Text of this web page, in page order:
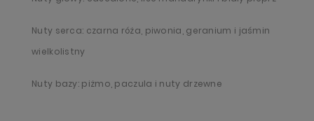
Nuty serca: czarna róża, piwonia, geranium i jaśmin
wielkolistny
Nuty bazy: piżmo, paczula i nuty drzewne